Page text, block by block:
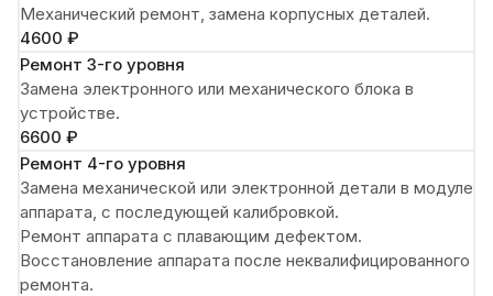
Механический ремонт, замена корпусных деталей.
4600 ₽
Ремонт 3-го уровня
Замена электронного или механического блока в
устройстве.
6600 ₽
Ремонт 4-го уровня
Замена механической или электронной детали в модуле
аппарата, с последующей калибровкой.
Ремонт аппарата с плавающим дефектом.
Восстановление аппарата после неквалифицированного
ремонта.